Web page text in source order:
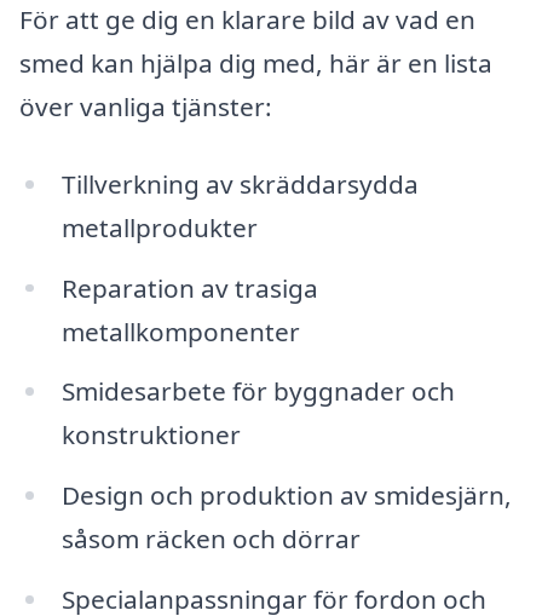
För att ge dig en klarare bild av vad en
smed kan hjälpa dig med, här är en lista
över vanliga tjänster:
Tillverkning av skräddarsydda
metallprodukter
Reparation av trasiga
metallkomponenter
Smidesarbete för byggnader och
konstruktioner
Design och produktion av smidesjärn,
såsom räcken och dörrar
Specialanpassningar för fordon och